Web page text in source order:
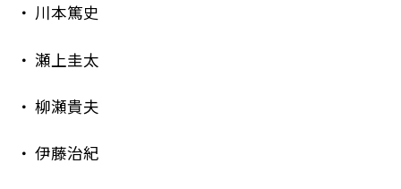
川本篤史
瀬上圭太
柳瀬貴夫
伊藤治紀